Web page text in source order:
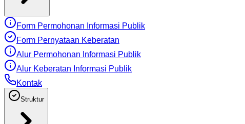
Form Permohonan Informasi Publik
Form Pernyataan Keberatan
Alur Permohonan Informasi Publik
Alur Keberatan Informasi Publik
Kontak
Struktur